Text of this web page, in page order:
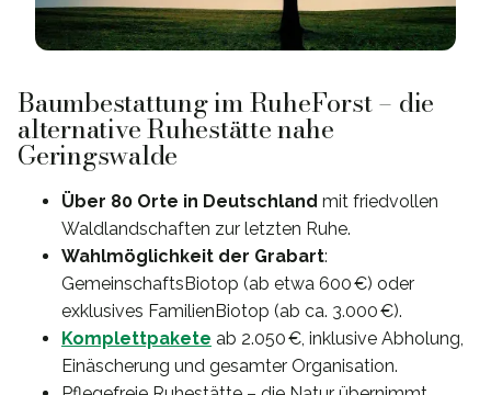
Baumbestattung im RuheForst – die
alternative Ruhestätte nahe
Geringswalde
Über 80 Orte in Deutschland mit friedvollen
Waldlandschaften zur letzten Ruhe.
Wahlmöglichkeit der Grabart:
GemeinschaftsBiotop (ab etwa 600 €) oder
exklusives FamilienBiotop (ab ca. 3.000 €).
Komplettpakete ab 2.050 €, inklusive Abholung,
Einäscherung und gesamter Organisation.